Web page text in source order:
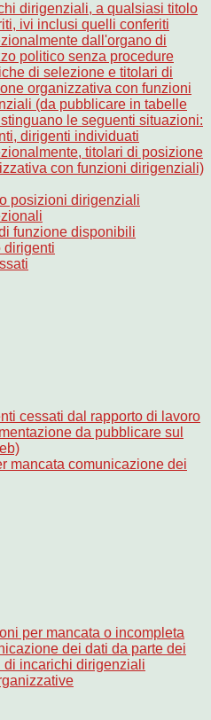
dirigenziali, a qualsiasi titolo
ivi inclusi quelli conferiti
dall'organo di
politico senza procedure
di selezione e titolari di
organizzativa con funzioni
(da pubblicare in tabelle
le seguenti situazioni:
dirigenti individuati
titolari di posizione
con funzioni dirigenziali)
posizioni dirigenziali
funzione disponibili
dirigenti
cessati dal rapporto di lavoro
da pubblicare sul
mancata comunicazione dei
per mancata o incompleta
dei dati da parte dei
di incarichi dirigenziali